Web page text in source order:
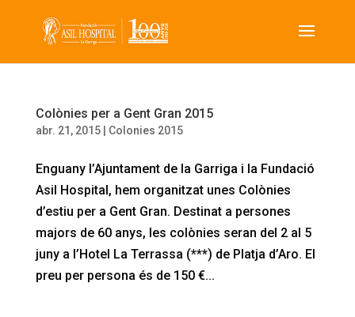
Colònies per a Gent Gran 2015
abr. 21, 2015| Colonies 2015
Enguany l’Ajuntament de la Garriga i la Fundació
Asil Hospital, hem organitzat unes Colònies
d’estiu per a Gent Gran. Destinat a persones
majors de 60 anys, les colònies seran del 2 al 5
juny a l’Hotel La Terrassa (***) de Platja d’Aro. El
preu per persona és de 150 €...